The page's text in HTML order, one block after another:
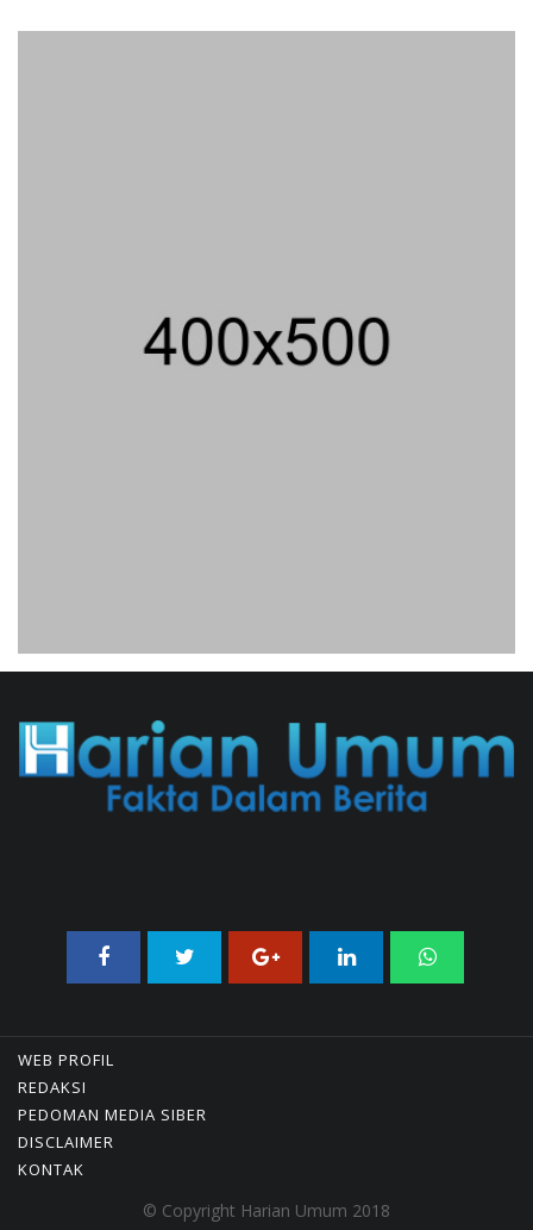
Maklumat Merdeka Barat
03/08/2026 18:31 WIB || PENDIDIKAN
Geger! Nama Prabowo Diduga Dicatut
Kereta Cepat Jakarta-Bandung
WEB PROFIL
REDAKSI
PEDOMAN MEDIA SIBER
DISCLAIMER
KONTAK
© Copyright Harian Umum 2018